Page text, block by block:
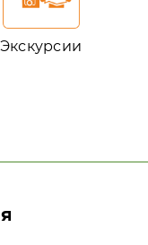
Экскурсии